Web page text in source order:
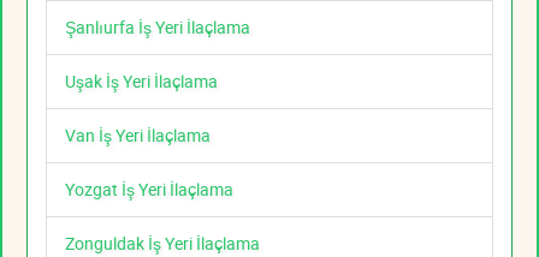
Şanlıurfa İş Yeri İlaçlama
Uşak İş Yeri İlaçlama
Van İş Yeri İlaçlama
Yozgat İş Yeri İlaçlama
Zonguldak İş Yeri İlaçlama